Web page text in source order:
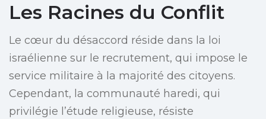
Les Racines du Conflit
Le cœur du désaccord réside dans la loi
israélienne sur le recrutement, qui impose le
service militaire à la majorité des citoyens.
Cependant, la communauté haredi, qui
privilégie l’étude religieuse, résiste